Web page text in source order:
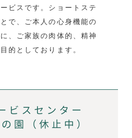
ビスです。ショートステ
で、ご本人の心身機能の
、ご家族の肉体的、精神
的としております。
ビスセンター
園（休止中）